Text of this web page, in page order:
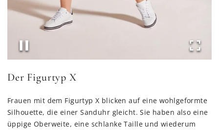
Der Figurtyp X
Frauen mit dem Figurtyp X blicken auf eine wohlgeformte
Silhouette, die einer Sanduhr gleicht. Sie haben also eine
üppige Oberweite, eine schlanke Taille und wiederum